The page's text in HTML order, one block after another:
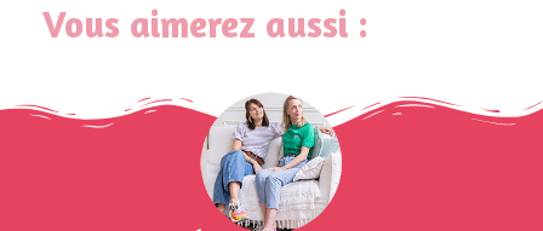
Vous aimerez aussi :